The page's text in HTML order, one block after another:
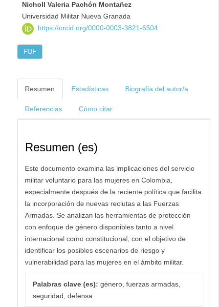
Nicholl Valeria Pachón Montañez
Universidad Militar Nueva Granada
https://orcid.org/0000-0003-3821-6504
PDF
Resumen Estadísticas Biografía del autor/a
Referencias Cómo citar
Resumen (es)
Este documento examina las implicaciones del servicio
militar voluntario para las mujeres en Colombia,
especialmente después de la reciente política que facilita
la incorporación de nuevas reclutas a las Fuerzas
Armadas. Se analizan las herramientas de protección
con enfoque de género disponibles tanto a nivel
internacional como constitucional, con el objetivo de
identificar los posibles escenarios de riesgo y
vulnerabilidad para las mujeres en el ámbito militar.
Palabras clave (es): género, fuerzas armadas,
seguridad, defensa